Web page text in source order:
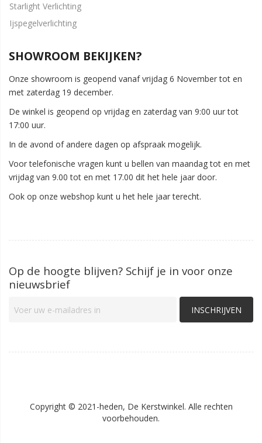
Starlight Verlichting
Ijspegelverlichting
SHOWROOM BEKIJKEN?
Onze showroom is geopend vanaf vrijdag 6 November tot en
met zaterdag 19 december.
De winkel is geopend op vrijdag en zaterdag van 9:00 uur tot
17:00 uur.
In de avond of andere dagen op afspraak mogelijk.
Voor telefonische vragen kunt u bellen van maandag tot en met
vrijdag van 9.00 tot en met 17.00 dit het hele jaar door.
Ook op onze webshop kunt u het hele jaar terecht.
Op de hoogte blijven? Schijf je in voor onze
nieuwsbrief
INSCHRIJVEN
Copyright © 2021-heden, De Kerstwinkel. Alle rechten
voorbehouden.